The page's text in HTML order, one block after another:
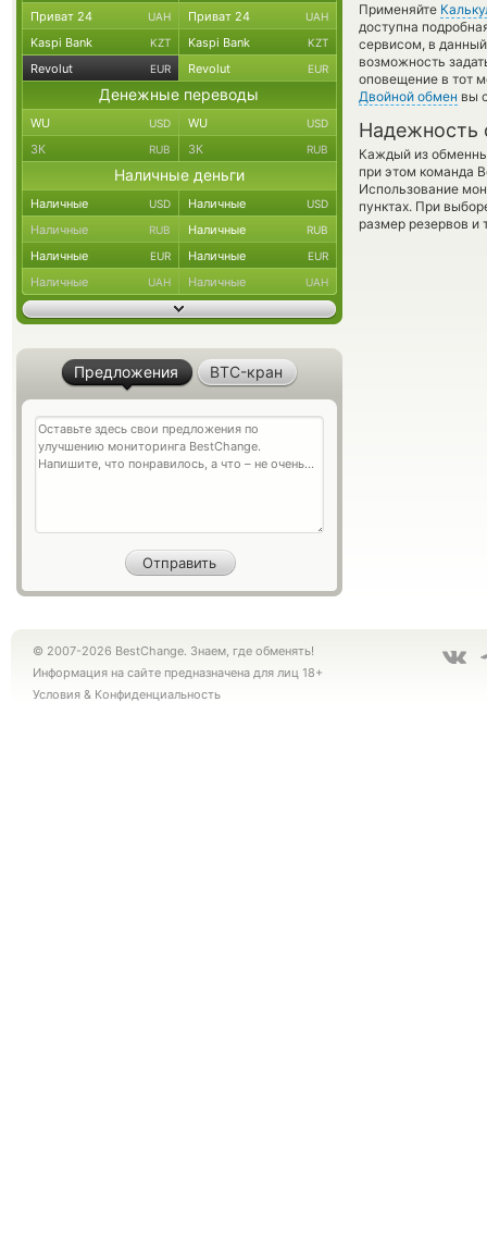
Применяйте
доступна
сервисом, в
возможность
оповещение в тот
Двойной обмен вы
Надежность
Каждый из
при этом команда
Использование
пунктах. При
размер резервов и
Приват 24 UAH Приват 24 UAH
Kaspi Bank KZT Kaspi Bank KZT
Revolut EUR Revolut EUR
Денежные переводы
WU USD WU USD
ЗК RUB ЗК RUB
Наличные деньги
Наличные USD Наличные USD
Наличные RUB Наличные RUB
Наличные EUR Наличные EUR
Наличные UAH Наличные UAH
Предложения BTC-кран
© 2007-2026 BestChange. Знаем, где обменять!
Информация на сайте предназначена для лиц 18+
Условия & Конфиденциальность